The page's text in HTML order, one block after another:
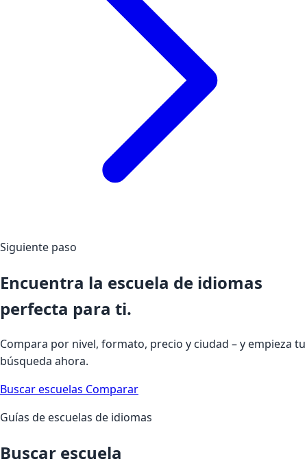
Siguiente paso
Encuentra la escuela de idiomas
perfecta para ti.
Compara por nivel, formato, precio y ciudad – y empieza tu
búsqueda ahora.
Buscar escuelas Comparar
Guías de escuelas de idiomas
Buscar escuela